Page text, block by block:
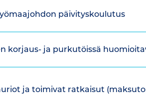
päivityskoulutus
korjaus- ja purkutöissä
ja toimivat ratkaisut